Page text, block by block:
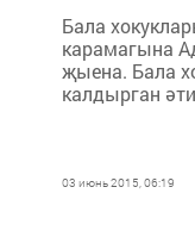
Бала
карамагына
җыена. Бала
калдырган
03 июнь 2015, 06:19